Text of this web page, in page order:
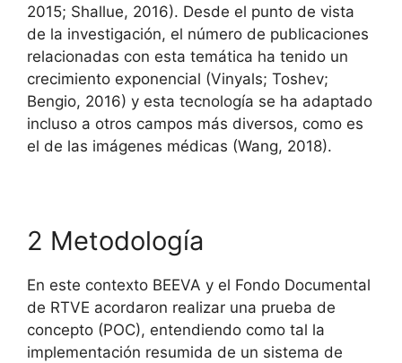
2015; Shallue, 2016). Desde el punto de vista
de la investigación, el número de publicaciones
relacionadas con esta temática ha tenido un
crecimiento exponencial (Vinyals; Toshev;
Bengio, 2016) y esta tecnología se ha adaptado
incluso a otros campos más diversos, como es
el de las imágenes médicas (Wang, 2018).
2 Metodología
En este contexto BEEVA y el Fondo Documental
de RTVE acordaron realizar una prueba de
concepto (POC), entendiendo como tal la
implementación resumida de un sistema de